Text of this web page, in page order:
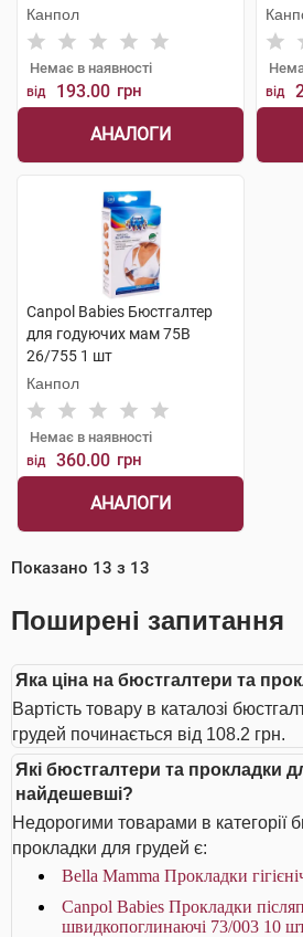
Канпол
Немає в наявності
від 193.00 грн
АНАЛОГИ
від
Canpol Babies Бюстгалтер
для годуючих мам 75В
26/755 1 шт
Канпол
Немає в наявності
від 360.00 грн
АНАЛОГИ
Показано 13 з 13
Поширені запитання
Яка ціна на бюстгалтери та
Вартість товару в каталозі
грудей починається від 108.2 грн.
Які бюстгалтери та прокладки
найдешевші?
Недорогими товарами в категорії
прокладки для грудей є:
Bella Мamma Прокладки
Canpol Babies Прокладки
швидкопоглинаючі 73/003 10